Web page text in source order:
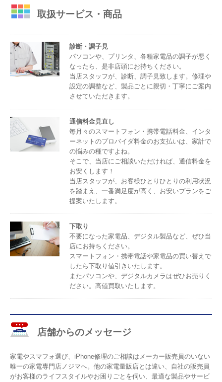
取扱サービス・商品
診断・調子見
パソコンや、プリンタ、各種家電品の調子が悪く
なったら、是非店頭にお持ちください。
当店スタッフが、診断、調子見致します。修理や
設定の調整など、製品ごとに親切・丁寧にご案内
させていただきます。
通信料金見直し
毎月々のスマートフォン・携帯電話料金、インタ
ーネットのプロバイダ料金のお支払いは、家計で
の悩みの種ですよね。
そこで、当店にご相談いただければ、通信料金を
お安くします！
当店スタッフが、お客様ひとりひとりの利用状況
を踏まえ、一番満足度が高く、お安いプランをご
提案いたします。
下取り
不要になった家電品、デジタル製品など、ぜひ当
店にお持ちください。
スマートフォン・携帯電話や家電品の買い替えで
したら下取り値引きいたします。
またパソコンや、デジタルカメラはぜひお売りく
ださい。高値買取いたします。
店舗からのメッセージ
家電やスマフォ選び、iPhone修理のご相談はメーカー販売員のいない
唯一の家電専門店ノジマへ。他の家電量販店とは違い、自社の販売員
がお客様のライフスタイルやお困りごとを伺い、最適な製品やサービ